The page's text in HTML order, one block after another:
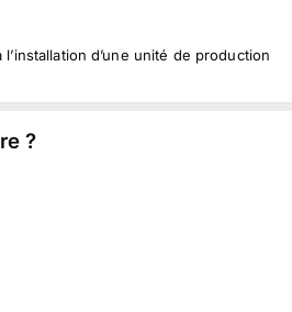
d’une unité de production
?